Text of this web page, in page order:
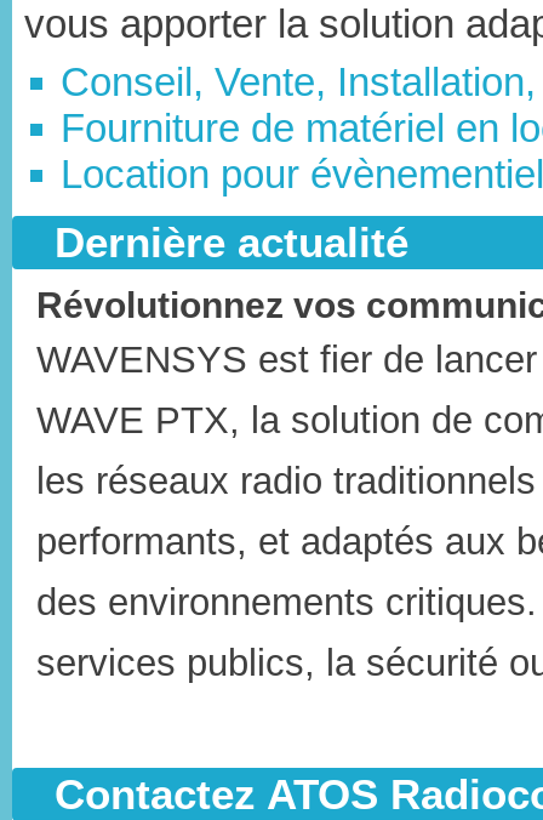
vous apporter la solution
Conseil, Vente,
Fourniture de matériel en
Location pour
Dernière actualité
Révolutionnez vos
WAVENSYS est fier de
WAVE PTX, la solution de
les réseaux radio
performants, et adaptés aux
des environnements
services publics, la sécurité
Contactez ATOS